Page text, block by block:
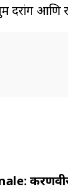
दरांग
करणवीर